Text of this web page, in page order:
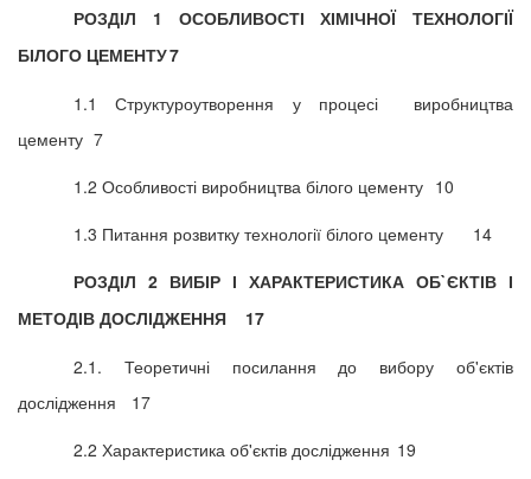
РОЗДІЛ 1 ОСОБЛИВОСТІ ХІМІЧНОЇ ТЕХНОЛОГІЇ
БІЛОГО ЦЕМЕНТУ7
1.1 Структуроутворення у процесі виробництва
цементу 7
1.2 Особливості виробництва білого цементу 10
1.3 Питання розвитку технології білого цементу
14
РОЗДІЛ 2 ВИБІР І ХАРАКТЕРИСТИКА ОБ`ЄКТІВ І
МЕТОДІВ ДОСЛІДЖЕННЯ
17
2.1. Теоретичні посилання до вибору об'єктів
дослідження
17
2.2 Характеристика об'єктів дослідження 19